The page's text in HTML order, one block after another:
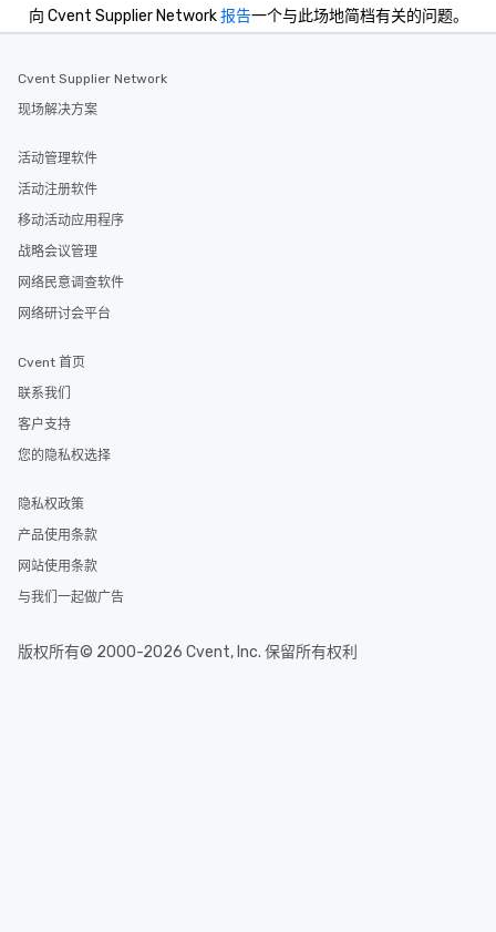
向 Cvent Supplier Network报告一个与此场地简档有关的问题。
Cvent Supplier Network
现场解决方案
活动管理软件
活动注册软件
移动活动应用程序
战略会议管理
网络民意调查软件
网络研讨会平台
Cvent 首页
联系我们
客户支持
您的隐私权选择
隐私权政策
产品使用条款
网站使用条款
与我们一起做广告
版权所有© 2000-2026 Cvent, Inc. 保留所有权利